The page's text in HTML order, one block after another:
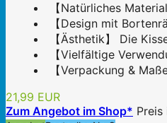
【Natürliches
【Design mit
【Ästhetik】 Die
【Vielfältige
【Verpackung &
21,99 EUR
Zum Angebot im Shop*